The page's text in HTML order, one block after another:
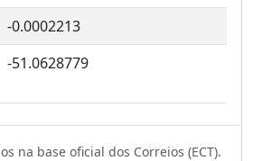
-0.0002213
-51.0628779
na base oficial dos Correios (ECT).